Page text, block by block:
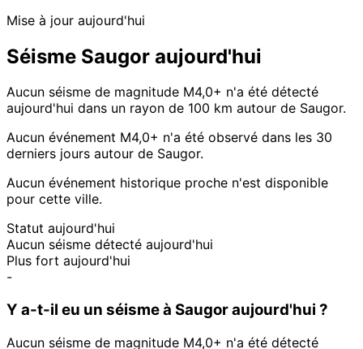
Mise à jour aujourd'hui
Séisme Saugor aujourd'hui
Aucun séisme de magnitude M4,0+ n'a été détecté
aujourd'hui dans un rayon de 100 km autour de Saugor.
Aucun événement M4,0+ n'a été observé dans les 30
derniers jours autour de Saugor.
Aucun événement historique proche n'est disponible
pour cette ville.
Statut aujourd'hui
Aucun séisme détecté aujourd'hui
Plus fort aujourd'hui
-
Y a-t-il eu un séisme à Saugor aujourd'hui ?
Aucun séisme de magnitude M4,0+ n'a été détecté